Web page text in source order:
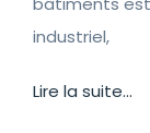
industriel,
Lire la suite...